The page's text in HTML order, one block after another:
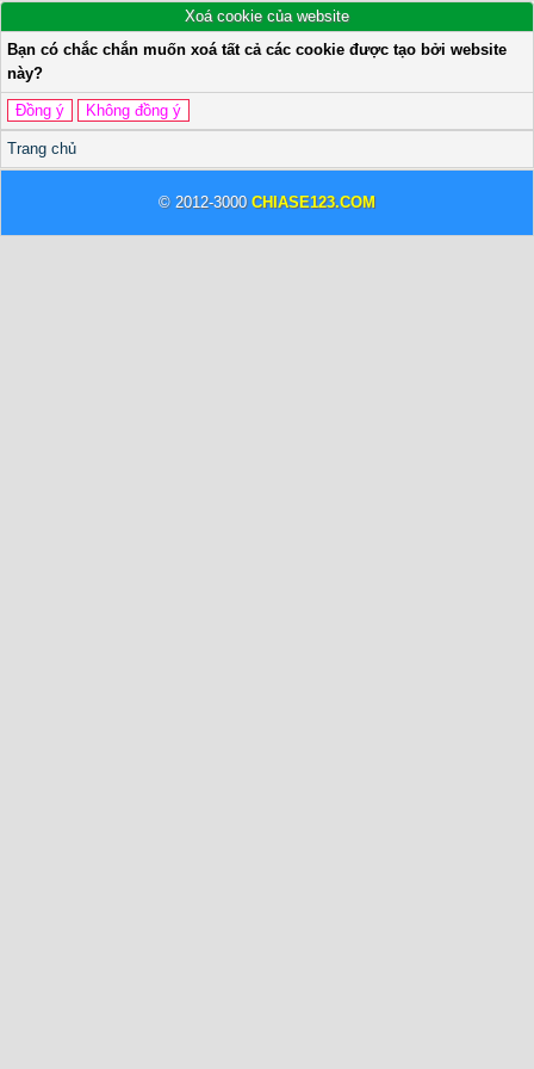
Xoá cookie của website
Bạn có chắc chắn muốn xoá tất cả các cookie được tạo bởi website
này?
Trang chủ
© 2012-3000 CHIASE123.COM